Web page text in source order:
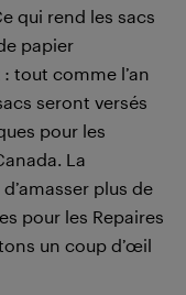
qui rend les sacs
papier
tout comme l’an
seront versés
pour les
La
plus de
pour les Repaires
un coup d’œil